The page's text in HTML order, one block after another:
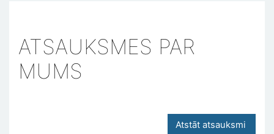
ATSAUKSMES PAR
MUMS
Atstāt atsauksmi